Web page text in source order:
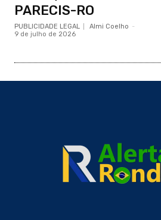
PARECIS-RO
PUBLICIDADE LEGAL Almi Coelho -
9 de julho de 2026